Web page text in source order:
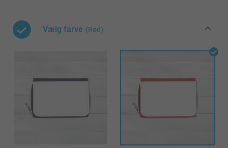
Vælg farve (Rød)